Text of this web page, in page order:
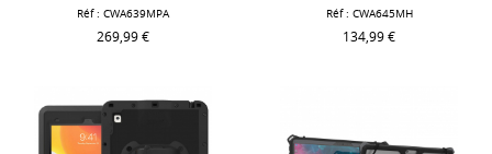
Réf : CWA639MPA
269,99 €
Réf : CWA645MH
134,99 €